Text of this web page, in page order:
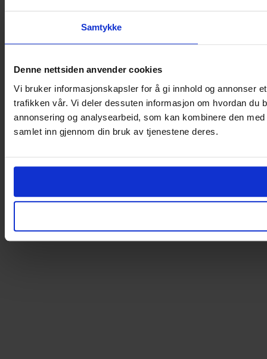
Samtykke
Denne nettsiden anvender cookies
Vi bruker informasjonskapsler for å gi innhold og annonser
trafikken vår. Vi deler dessuten informasjon om hvordan du
annonsering og analysearbeid, som kan kombinere den
samlet inn gjennom din bruk av tjenestene deres.